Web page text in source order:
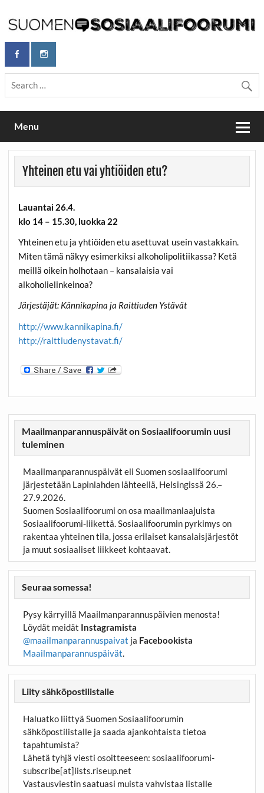
content
Maailmanparannuspäivät / Suomen
Sosiaalifoorumi
Maailmanparannuspäivät Lapinlahden Lähteellä, Helsingissä
26.–27.9.2026
Menu
Yhteinen etu vai yhtiöiden etu?
Lauantai 26.4.
klo 14 – 15.30, luokka 22
Yhteinen etu ja yhtiöiden etu asettuvat usein vastakkain.
Miten tämä näkyy esimerkiksi alkoholipolitiikassa? Ketä
meillä oikein holhotaan – kansalaisia vai
alkoholielinkeinoa?
Järjestäjät: Kännikapina ja Raittiuden Ystävät
http://www.kannikapina.fi/
http://raittiudenystavat.fi/
Maailmanparannuspäivät on Sosiaalifoorumin uusi
tuleminen
Maailmanparannuspäivät eli Suomen sosiaalifoorumi
järjestetään Lapinlahden lähteellä, Helsingissä 26.–
27.9.2026.
Suomen Sosiaalifoorumi on osa maailmanlaajuista
Sosiaalifoorumi-liikettä. Sosiaalifoorumin pyrkimys on
rakentaa yhteinen tila, jossa erilaiset kansalaisjärjestöt
ja muut sosiaaliset liikkeet kohtaavat.
Seuraa somessa!
Pysy kärryillä Maailmanparannuspäivien menosta!
Löydät meidät Instagramista
@maailmanparannuspaivat ja Facebookista
Maailmanparannuspäivät.
Liity sähköpostilistalle
Haluatko liittyä Suomen Sosiaalifoorumin
sähköpostilistalle ja saada ajankohtaista tietoa
tapahtumista?
Lähetä tyhjä viesti osoitteeseen: sosiaalifoorumi-
subscribe[at]lists.riseup.net
Vastausviestin saatuasi muista vahvistaa listalle